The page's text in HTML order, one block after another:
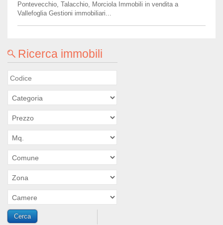
Pontevecchio, Talacchio, Morciola Immobili in vendita a
Vallefoglia Gestioni immobiliari...
Ricerca immobili